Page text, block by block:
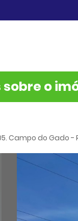
o
Campo do Gado -